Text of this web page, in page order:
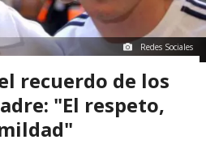
Redes Sociales
recuerdo de los
"El respeto,